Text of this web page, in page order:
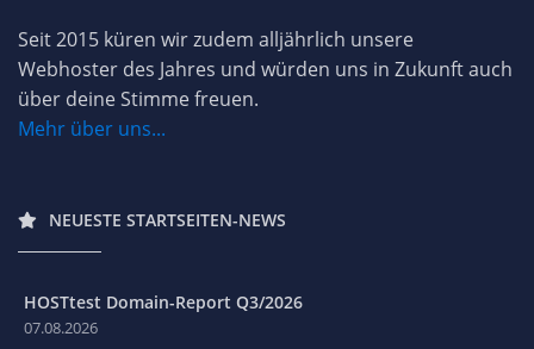
Seit 2015 küren wir zudem alljährlich unsere
Webhoster des Jahres und würden uns in Zukunft auch
über deine Stimme freuen.
Mehr über uns...
NEUESTE STARTSEITEN-NEWS
HOSTtest Domain-Report Q3/2026
07.08.2026